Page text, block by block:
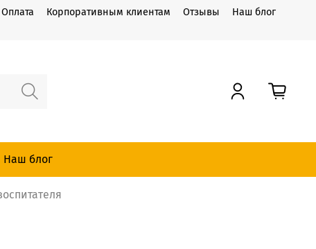
Оплата Корпоративным клиентам Отзывы Наш блог
Наш блог